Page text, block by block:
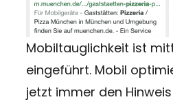
Mobiltauglichkeit ist
eingeführt. Mobil
jetzt immer den